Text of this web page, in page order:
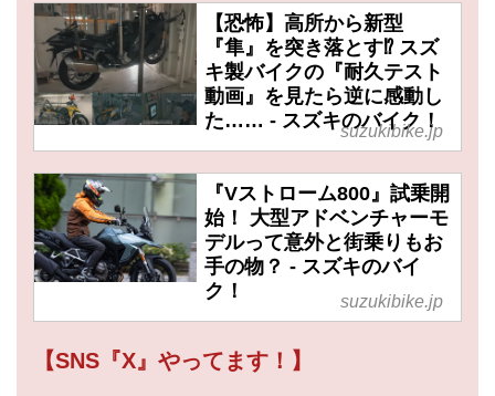
【恐怖】高所から新型
『隼』を突き落とす⁉︎ スズ
キ製バイクの『耐久テスト
動画』を見たら逆に感動し
た…… - スズキのバイク！
suzukibike.jp
『Vストローム800』試乗開
始！ 大型アドベンチャーモ
デルって意外と街乗りもお
手の物？ - スズキのバイ
ク！
suzukibike.jp
【SNS『X』やってます！】